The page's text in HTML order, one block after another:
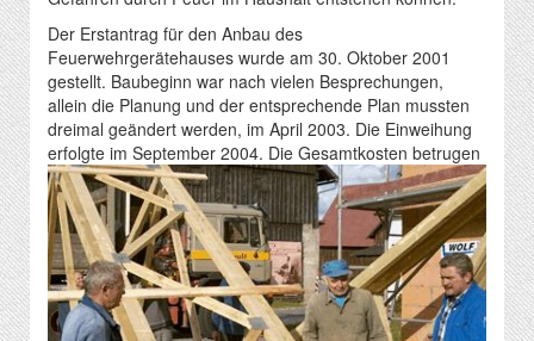
Der Erstantrag für den Anbau des
Feuerwehrgerätehauses wurde am 30. Oktober 2001
gestellt. Baubeginn war nach vielen Besprechungen,
allein die Planung und der entsprechende Plan mussten
dreimal geändert werden, im April 2003. Die Einweihung
erfolgte im September 2004. Die Gesamtkosten betrugen